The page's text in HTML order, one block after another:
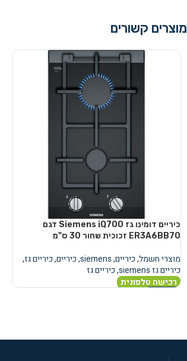
מוצרים קשורים
כיריים דומינו גז Siemens iQ700 דגם
ER3A6BB70 זכוכית שחור 30 ס"מ
מוצרי חשמל,כיריים,
siemens
,כיריים,כיריים גז,
כיריים גז siemens
,כיריים גז
רכישה טלפונית